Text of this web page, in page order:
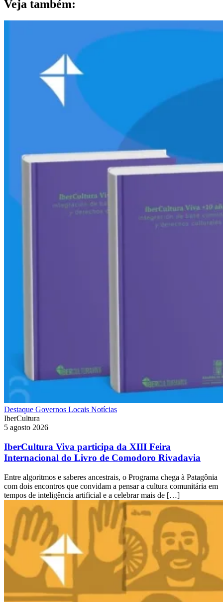
Veja também:
Destaque Governos Locais Notícias
IberCultura
5 agosto 2026
IberCultura Viva participa da XIII Feira
Internacional do Livro de Comodoro Rivadavia
Entre algoritmos e saberes ancestrais, o Programa chega à Patagônia
com dois encontros que convidam a pensar a cultura comunitária em
tempos de inteligência artificial e a celebrar mais de […]